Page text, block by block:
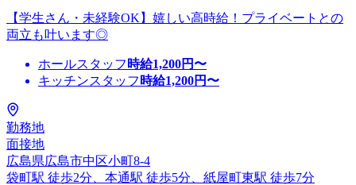
【学生さん・未経験OK】嬉しい高時給！プライベートとの
両立も叶います◎
ホールスタッフ 時給1,200円〜
キッチンスタッフ 時給1,200円〜
勤務地
面接地
広島県広島市中区小町8-4
袋町駅 徒歩2分、本通駅 徒歩5分、紙屋町東駅 徒歩7分